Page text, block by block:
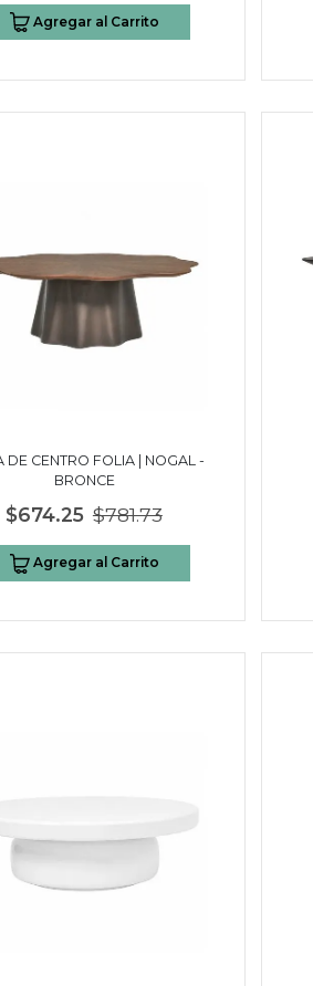
Agregar al Carrito
DE CENTRO FOLIA | NOGAL -
BRONCE
$674.25 $781.73
Agregar al Carrito